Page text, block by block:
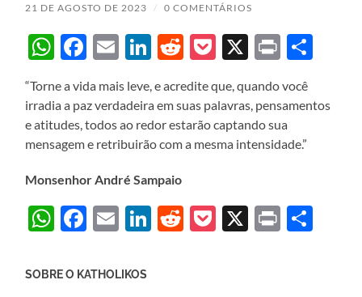
21 DE AGOSTO DE 2023 / 0 COMENTÁRIOS
WhatsApp
Facebook
EmailLinkedIn
Reddit
Pocket
X Print
“Torne a vida mais leve, e acredite que, quando você
irradia a paz verdadeira em suas palavras, pensamentos
e atitudes, todos ao redor estarão captando sua
mensagem e retribuirão com a mesma intensidade.”
Monsenhor André Sampaio
WhatsApp
Facebook
EmailLinkedIn
Reddit
Pocket
X Print
SOBRE O KATHOLIKOS